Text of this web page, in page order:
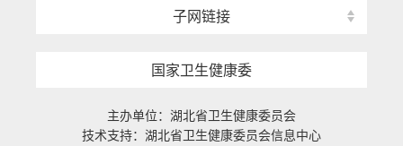
子网链接
国家卫生健康委
主办单位：湖北省卫生健康委员会
技术支持：湖北省卫生健康委员会信息中心